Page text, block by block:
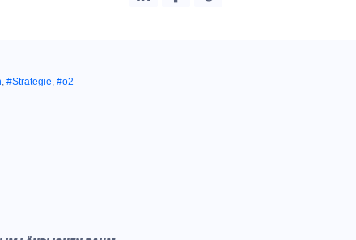
, #Strategie, #o2